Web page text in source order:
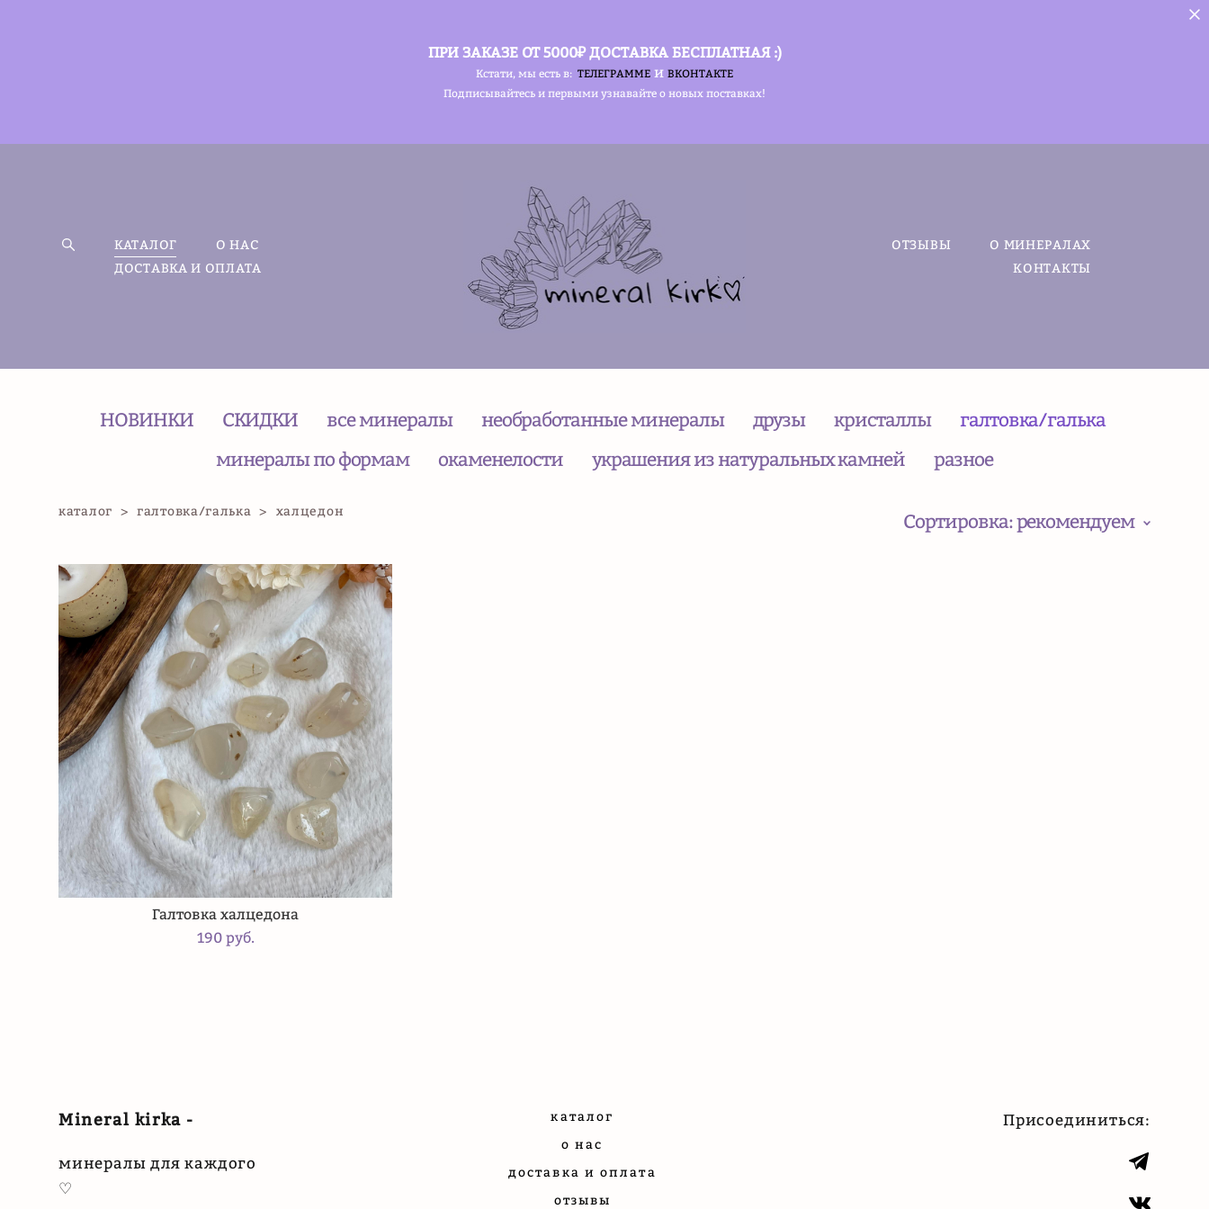
ПРИ ЗАКАЗЕ ОТ 5000₽ ДОСТАВКА БЕСПЛАТНАЯ :)
Кстати, мы есть в: ТЕЛЕГРАММЕ и ВКОНТАКТЕ
Подписывайтесь и первыми узнавайте о новых поставках!
КАТАЛОГ
О НАС
ДОСТАВКА И ОПЛАТА
ОТЗЫВЫ
О МИНЕРАЛАХ
КОНТАКТЫ
НОВИНКИ СКИДКИ все минералы необработанные минералы друзы кристаллы
галтовка/галька
минералы по формам
окаменелости украшения из натуральных камней разное
каталог > галтовка/галька > халцедон Сортировка:рекомендуем
Галтовка халцедона
190 pуб.
Mineral kirka -
минералы для каждого
♡
каталог
о нас
доставка и оплата
отзывы
Присоединиться: